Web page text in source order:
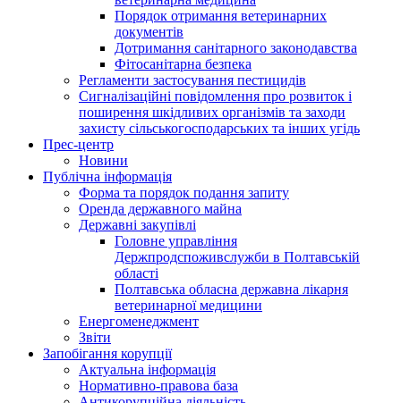
Порядок отримання ветеринарних
документів
Дотримання санітарного законодавства
Фітосанітарна безпека
Регламенти застосування пестицидів
Сигналізаційні повідомлення про розвиток і
поширення шкідливих організмів та заходи
захисту сільськогосподарських та інших угідь
Прес-центр
Новини
Публічна інформація
Форма та порядок подання запиту
Оренда державного майна
Державні закупівлі
Головне управління
Держпродспоживслужби в Полтавській
області
Полтавська обласна державна лікарня
ветеринарної медицини
Енергоменеджмент
Звіти
Запобігання корупції
Актуальна інформація
Нормативно-правова база